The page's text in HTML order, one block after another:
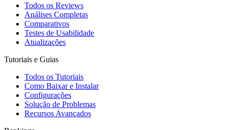
Todos os Reviews
Análises Completas
Comparativos
Testes de Usabilidade
Atualizações
Tutoriais e Guias
Todos os Tutoriais
Como Baixar e Instalar
Configurações
Solução de Problemas
Recursos Avançados